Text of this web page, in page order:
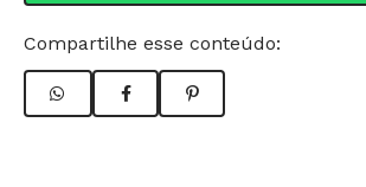
Compartilhe esse conteúdo: